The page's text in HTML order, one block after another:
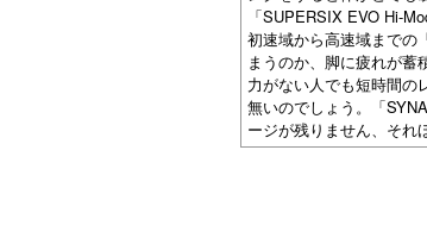
「SUPERSIX EVO Hi-
初速域から高速域までの
まうのか、脚に疲れが蓄
力がない人でも短時間の
無いのでしょう。「
ージが残りません、それ